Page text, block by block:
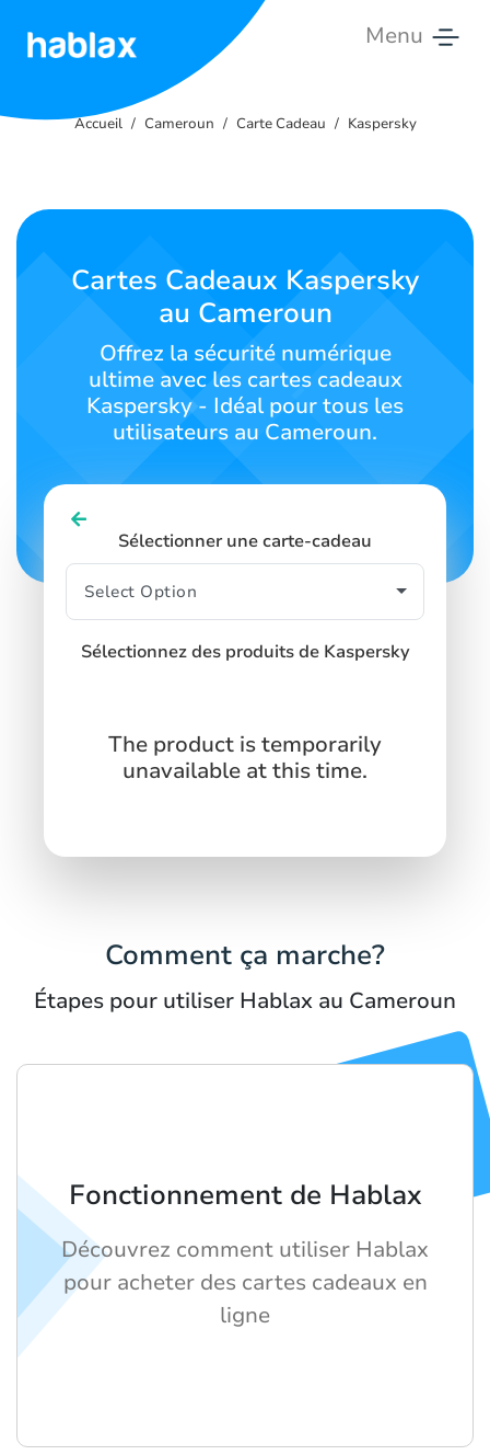
Menu
Tarifs
Contactez-
nous
SIGN UP
Accueil Cameroun Carte Cadeau Kaspersky
Cartes Cadeaux Kaspersky
au Cameroun
Offrez la sécurité numérique
ultime avec les cartes cadeaux
Kaspersky - Idéal pour tous les
utilisateurs au Cameroun.
Sélectionner une carte-cadeau
Sélectionnez des produits de Kaspersky
The product is temporarily
unavailable at this time.
Comment ça marche?
Étapes pour utiliser Hablax au Cameroun
Fonctionnement de Hablax
Découvrez comment utiliser Hablax
pour acheter des cartes cadeaux en
ligne